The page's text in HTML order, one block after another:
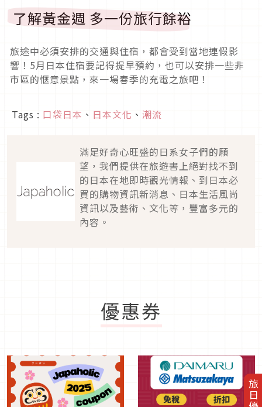
了解黃金週 多一份旅行餘裕
旅途中必須安排的交通與住宿，都會受到當地連假影
響！5月日本住宿要記得提早預約，也可以安排一些非
市區的愜意景點，來一場春季的充電之旅吧！
Tags : 口袋日本 、 日本文化 、 潮流
滿足好奇心旺盛的日系女子們的願
望，我們提供在旅遊書上絕對找不到
的日本在地即時觀光情報、到日本必
買的購物資訊新消息、日本生活風尚
資訊以及藝術、文化等，豐富多元的
內容。
優惠券